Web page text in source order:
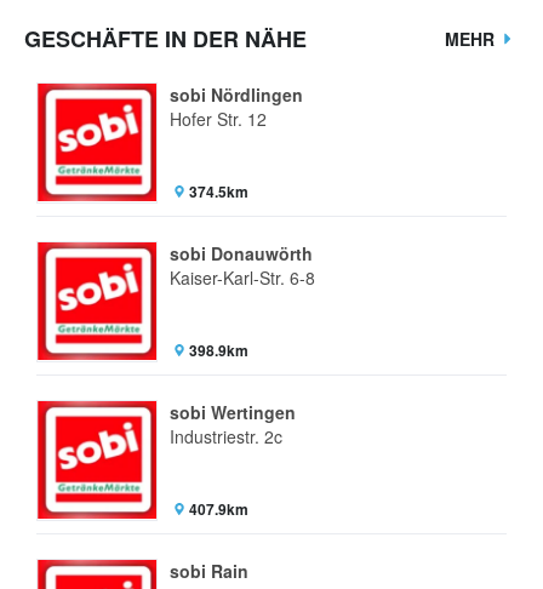
GESCHÄFTE IN DER NÄHE MEHR
sobi Nördlingen
Hofer Str. 12
374.5km
sobi Donauwörth
Kaiser-Karl-Str. 6-8
398.9km
sobi Wertingen
Industriestr. 2c
407.9km
sobi Rain